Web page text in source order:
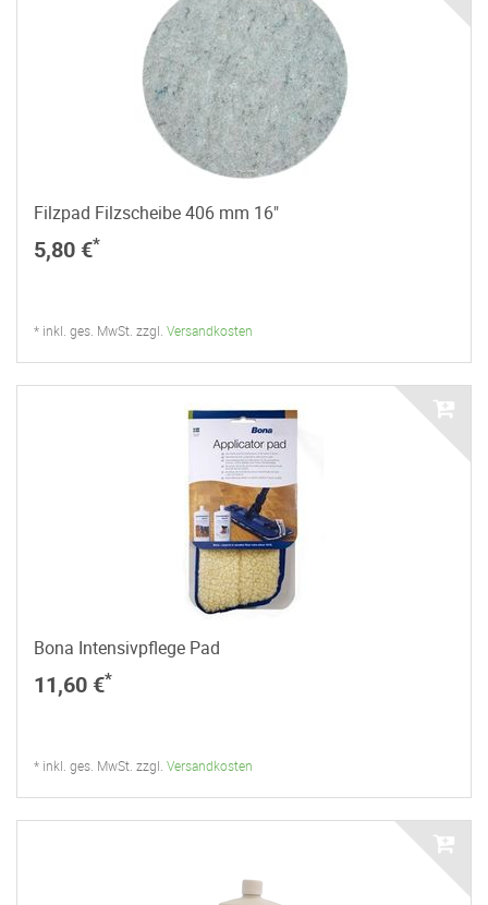
Filzpad Filzscheibe 406 mm 16"
5,80 €*
* inkl. ges. MwSt. zzgl. Versandkosten
Bona Intensivpflege Pad
11,60 €*
* inkl. ges. MwSt. zzgl. Versandkosten